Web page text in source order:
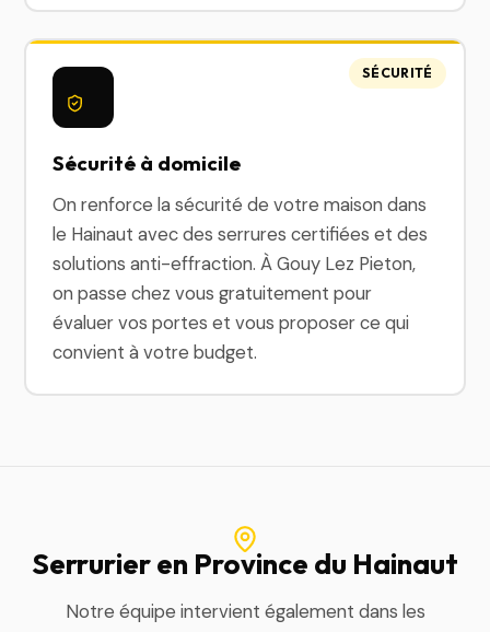
Sécurité à domicile
On renforce la sécurité de votre maison dans
le Hainaut avec des serrures certifiées et des
solutions anti-effraction. À Gouy Lez Pieton,
on passe chez vous gratuitement pour
évaluer vos portes et vous proposer ce qui
convient à votre budget.
SÉCURITÉ
Serrurier en Province du Hainaut
Notre équipe intervient également dans les